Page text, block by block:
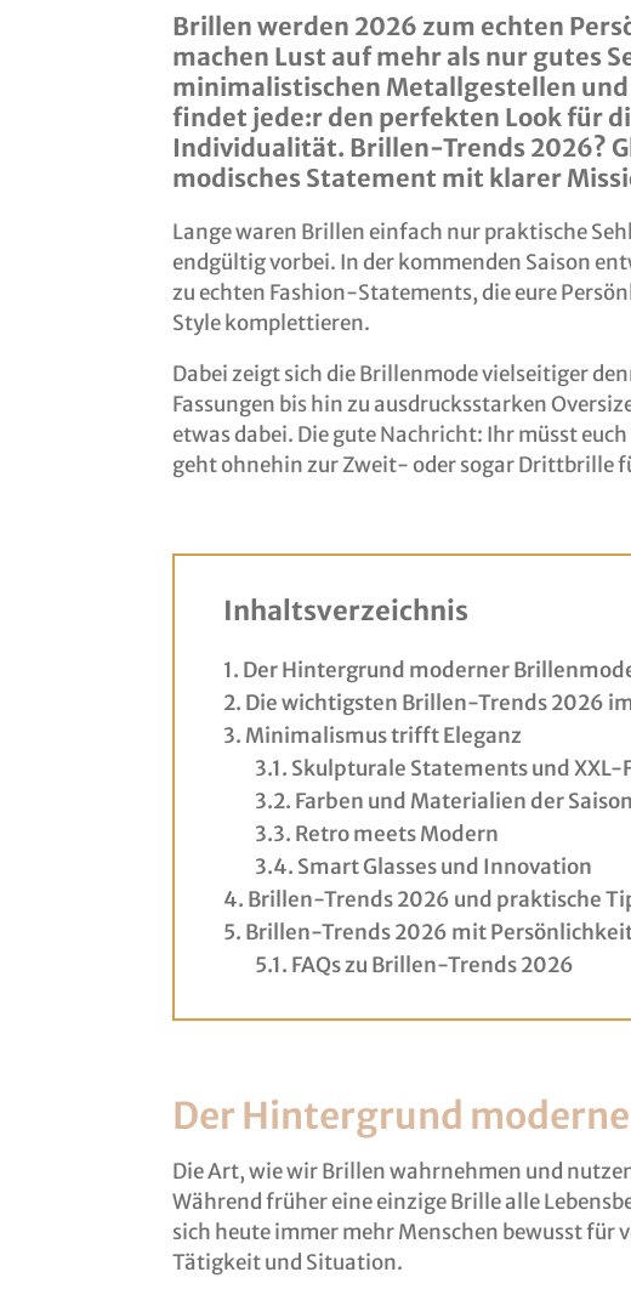
Brillen werden 2026 zum echten
machen Lust auf mehr als nur gutes
minimalistischen Metallgestellen
findet jede:r den perfekten Look für
Individualität. Brillen-Trends 2026?
modisches Statement mit klarer
Lange waren Brillen einfach nur praktische
endgültig vorbei. In der kommenden Saison
zu echten Fashion-Statements, die eure
Style komplettieren.
Dabei zeigt sich die Brillenmode vielseitiger
Fassungen bis hin zu ausdrucksstarken
etwas dabei. Die gute Nachricht: Ihr müsst
geht ohnehin zur Zweit- oder sogar Drittbrille
Inhaltsverzeichnis
Der Hintergrund moderner
Die wichtigsten Brillen-Trends 2026
Minimalismus trifft Eleganz
Skulpturale Statements und XXL-
Farben und Materialien der Saison
Retro meets Modern
Smart Glasses und Innovation
Brillen-Trends 2026 und praktische
Brillen-Trends 2026 mit
FAQs zu Brillen-Trends 2026
Der Hintergrund
Die Art, wie wir Brillen wahrnehmen und
Während früher eine einzige Brille alle
sich heute immer mehr Menschen bewusst für
Tätigkeit und Situation.